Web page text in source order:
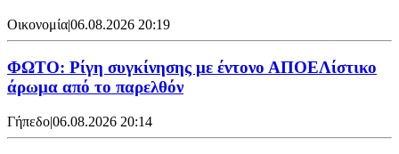
Οικονομία|06.08.2026 20:19
ΦΩΤΟ: Ρίγη συγκίνησης με έντονο ΑΠΟΕΛίστικο
άρωμα από το παρελθόν
Γήπεδο|06.08.2026 20:14